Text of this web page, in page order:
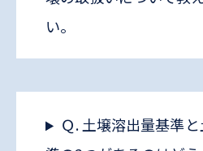
い。
Ｑ. 土壌溶出量基準